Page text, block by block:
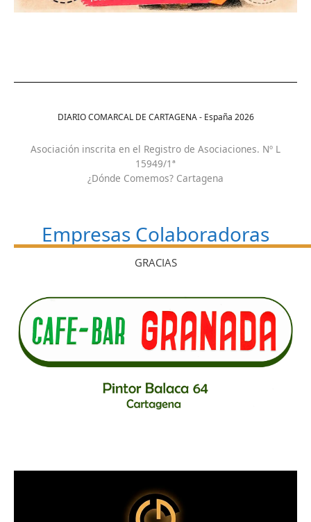
DIARIO COMARCAL DE CARTAGENA - España 2026
Asociación inscrita en el Registro de Asociaciones. Nº L
15949/1ª
¿Dónde Comemos? Cartagena
Empresas Colaboradoras
GRACIAS